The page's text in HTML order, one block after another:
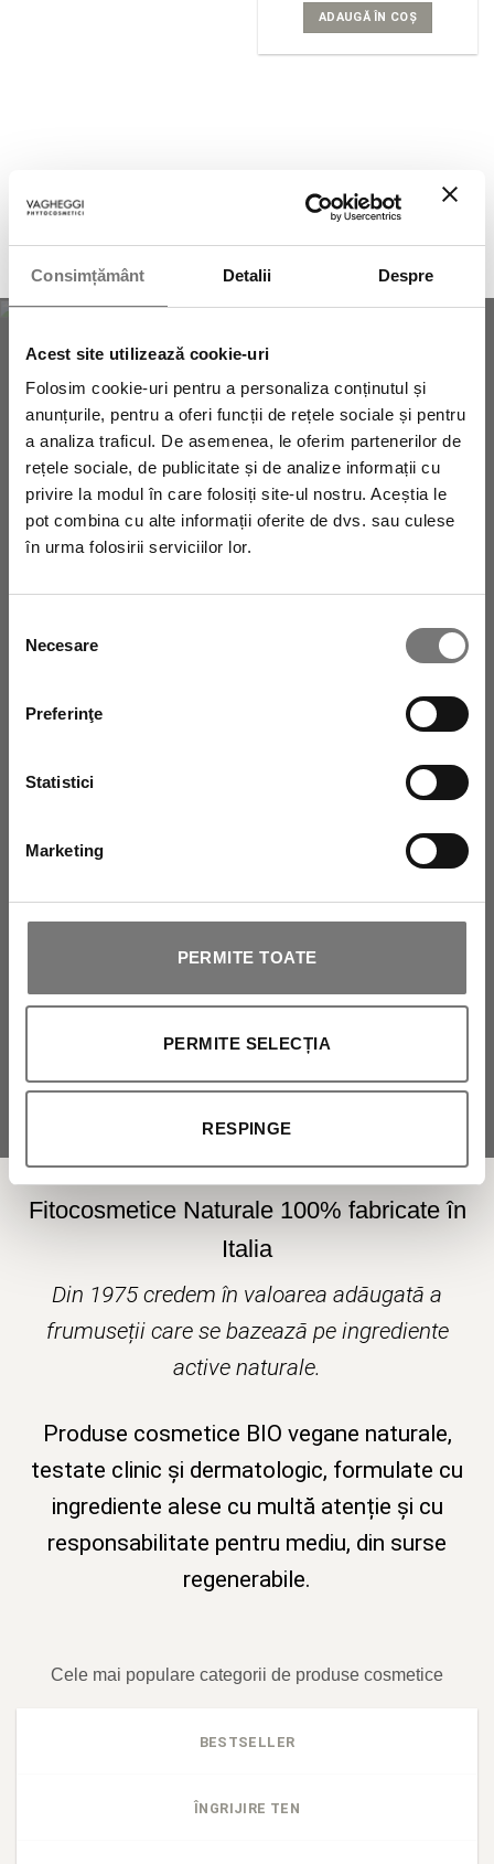
Consimțământ Detalii Despre
Acest site utilizează cookie-uri
Folosim cookie-uri pentru a personaliza conținutul și
anunțurile, pentru a oferi funcții de rețele sociale și pentru
a analiza traficul. De asemenea, le oferim partenerilor de
rețele sociale, de publicitate și de analize informații cu
privire la modul în care folosiți site-ul nostru. Aceștia le
pot combina cu alte informații oferite de dvs. sau culese
în urma folosirii serviciilor lor.
consimțământului
Necesare
Preferinţe
Statistici
Marketing
PERMITE TOATE
PERMITE SELECȚIA
RESPINGE
a
fost:
175.00 lei.
ADAUGĂ ÎN COȘ
NEWSLETTER
Abonează-te la newsletter pentru a fi la
curent cu toate promoțiile Vagheggi! Vei primi
Fitocosmetice Naturale 100% fabricate în
Italia
Din 1975 credem în valoarea adăugată a
frumuseții care se bazează pe ingrediente
active naturale.
Produse cosmetice BIO vegane naturale,
testate clinic și dermatologic, formulate cu
ingrediente alese cu multă atenție și cu
responsabilitate pentru mediu, din surse
regenerabile.
Cele mai populare categorii de produse cosmetice
BESTSELLER
ÎNGRIJIRE TEN